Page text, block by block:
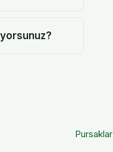
Pursaklar